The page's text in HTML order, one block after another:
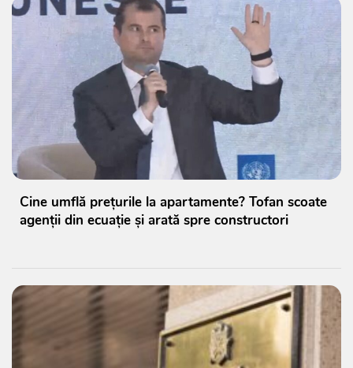
Cine umflă prețurile la apartamente? Tofan scoate
agenții din ecuație și arată spre constructori